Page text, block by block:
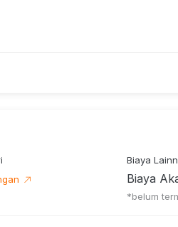
Biaya
Biaya
*belum